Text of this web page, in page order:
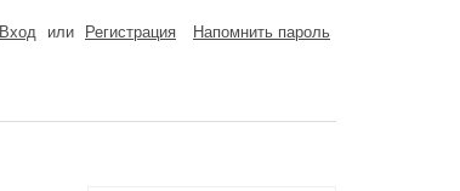
Вход или Регистрация Напомнить пароль